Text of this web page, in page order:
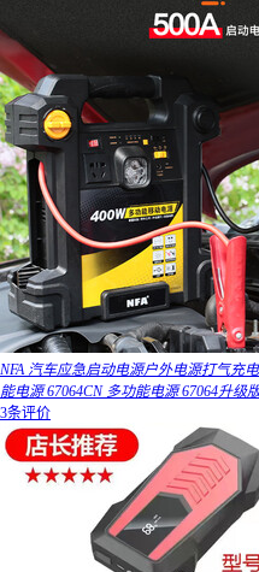
NFA 汽车应急启动电源户外电源打气充
能电源 67064CN 多功能电源 67064升级
3条评价